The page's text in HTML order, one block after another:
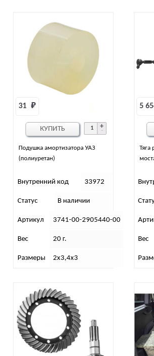
Подушка амортизатора УАЗ
(полиуретан)
31 ₽
Внутренний код 33972
Статус В наличии
Артикул 3741-00-2905440-00
Вес 20 г.
Размеры 2х3,4х3
КУПИТЬ
Тяга
5
Вес